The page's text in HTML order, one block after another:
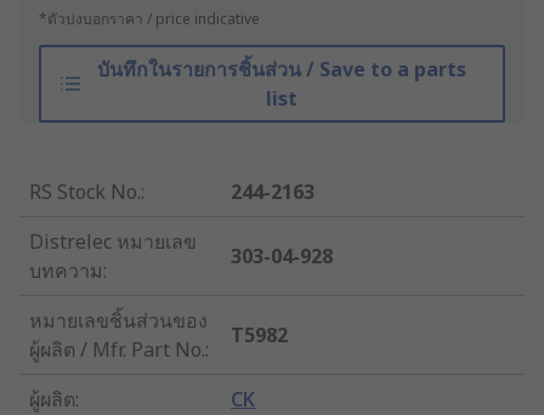
*ตัวบ่งบอกราคา / price indicative
บันทึกในรายการชิ้นส่วน / Save to a parts
list
RS Stock No.:
244-2163
Distrelec หมายเลข
บทความ:
303-04-928
หมายเลขชิ้นส่วนของ
ผู้ผลิต / Mfr. Part No.:
T5982
ผู้ผลิต: CK